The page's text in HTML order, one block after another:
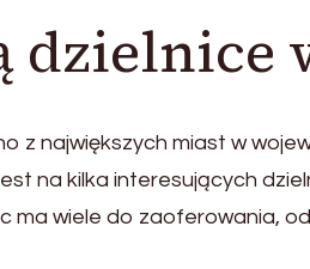
dzielnice
z największych miast w
na kilka interesujących
ma wiele do zaoferowania,